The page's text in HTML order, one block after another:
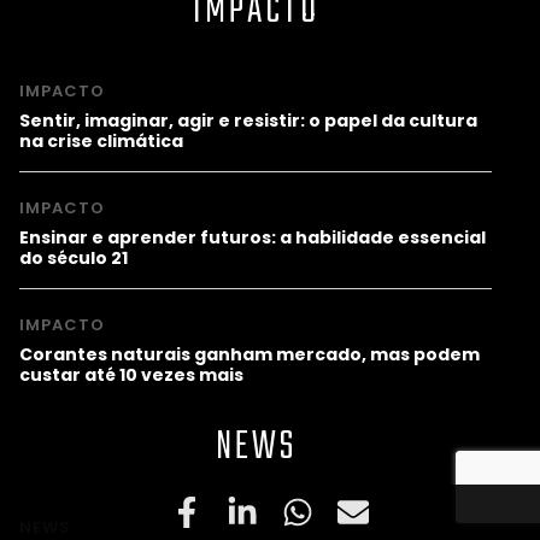
IMPACTO
Sentir, imaginar, agir e resistir: o papel da cultura
na crise climática
IMPACTO
Ensinar e aprender futuros: a habilidade essencial
do século 21
IMPACTO
Corantes naturais ganham mercado, mas podem
custar até 10 vezes mais
NEWS